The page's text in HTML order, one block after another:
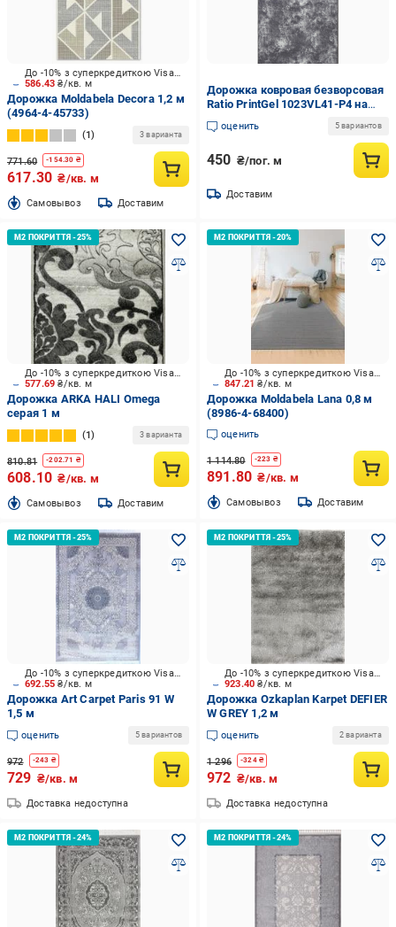
586.43₴/кв. м
До -10% з суперкредиткою Visa Вигода
Дорожка Moldabela Decora 1,2 м
(4964-4-45733)
1 3 варианта
771.60 -154.30 ₴
617.30 ₴/кв. м
Cамовывоз Доставим
Дорожка ковровая безворсовая
Ratio PrintGel 1023VL41-P4 на
резиновой основе 0,8 м Серый
(00-00014594)
оценить 5 вариантов
450 ₴/пог. м
Доставим
577.69₴/кв. м
До -10% з суперкредиткою Visa Вигода
Дорожка ARKA HALI Omega
серая 1 м
1 3 варианта
810.81 -202.71 ₴
608.10 ₴/кв. м
Cамовывоз Доставим
847.21₴/кв. м
До -10% з суперкредиткою Visa Вигода
Дорожка Moldabela Lana 0,8 м
(8986-4-68400)
оценить
1 114.80 -223 ₴
891.80 ₴/кв. м
Cамовывоз Доставим
692.55₴/кв. м
До -10% з суперкредиткою Visa Вигода
Дорожка Art Carpet Paris 91 W
1,5 м
оценить 5 вариантов
972 -243 ₴
729 ₴/кв. м
Доставка недоступна
923.40₴/кв. м
До -10% з суперкредиткою Visa Вигода
Дорожка Ozkaplan Karpet DEFIER
W GREY 1,2 м
оценить 2 варианта
1 296 -324₴
972 ₴/кв. м
Доставка недоступна